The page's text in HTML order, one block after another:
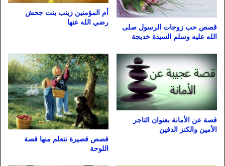
قصص حب زوجات الرسول صلى
الله عليه وسلم السيدة خديجة
أم المؤمنين زينب بنت جحش
رضي الله عنها
قصة عن الأمانة بعنوان التاجر
الأمين والكنز الدفين
قصص قصيرة نتعلم منها قصة
اللوحة